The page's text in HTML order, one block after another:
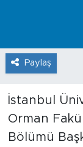
Paylaş
İstanbul
Orman
Bölümü